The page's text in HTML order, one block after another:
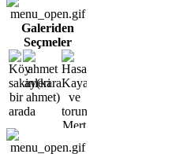
Galeriden
Seçmeler